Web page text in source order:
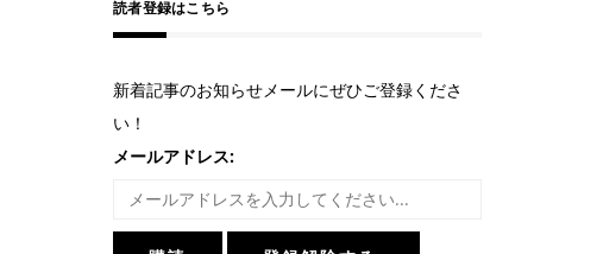
読者登録はこちら
新着記事のお知らせメールにぜひご登録くださ
い！
メールアドレス: